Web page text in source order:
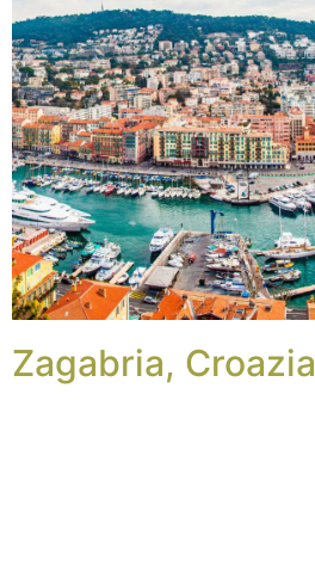
Zagabria, Croazia